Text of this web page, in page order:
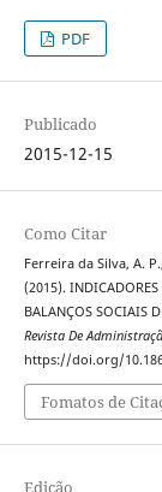
PDF
Publicado
2015-12-15
Como Citar
Ferreira da Silva, A.
(2015).
BALANÇOS SOCIAIS
Revista De
https://doi.org/
Fomatos de
Edição